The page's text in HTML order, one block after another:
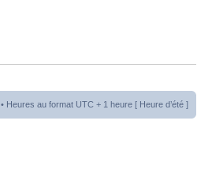
• Heures au format UTC + 1 heure [ Heure d’été ]